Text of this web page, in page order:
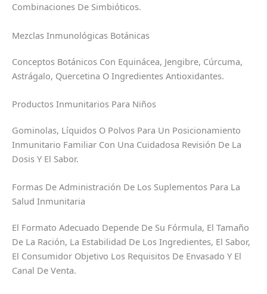
Combinaciones De Simbióticos.
Mezclas Inmunológicas Botánicas
Conceptos Botánicos Con Equinácea, Jengibre, Cúrcuma,
Astrágalo, Quercetina O Ingredientes Antioxidantes.
Productos Inmunitarios Para Niños
Gominolas, Líquidos O Polvos Para Un Posicionamiento
Inmunitario Familiar Con Una Cuidadosa Revisión De La
Dosis Y El Sabor.
Formas De Administración De Los Suplementos Para La
Salud Inmunitaria
El Formato Adecuado Depende De Su Fórmula, El Tamaño
De La Ración, La Estabilidad De Los Ingredientes, El Sabor,
El Consumidor Objetivo Los Requisitos De Envasado Y El
Canal De Venta.